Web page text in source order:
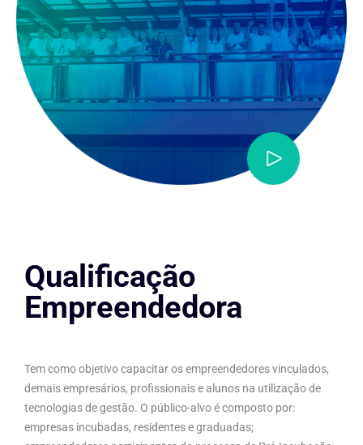
Qualificação
Empreendedora
Tem como objetivo capacitar os empreendedores vinculados,
demais empresários, profissionais e alunos na utilização de
tecnologias de gestão. O público-alvo é composto por:
empresas incubadas, residentes e graduadas;